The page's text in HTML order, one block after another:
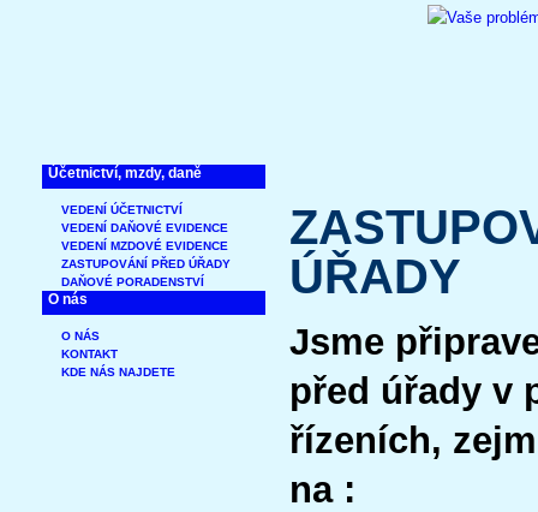
Účetnictví, mzdy, daně
VEDENÍ ÚČETNICTVÍ
VEDENÍ DAŇOVÉ EVIDENCE
VEDENÍ MZDOVÉ EVIDENCE
ZASTUPOVÁNÍ PŘED ÚŘADY
DAŇOVÉ PORADENSTVÍ
O nás
O NÁS
KONTAKT
KDE NÁS NAJDETE
ÚŘADY
Jsme
před úřady v
řízeních,
na :